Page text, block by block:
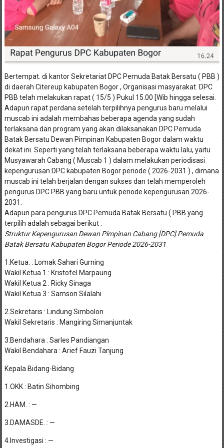
di daerah Citereup kabupaten Bogor , Organisasi masyarakat. DPC
PBB telah melakukan rapat ( 15/5 ) Pukul 15.00 [Wib hingga selesai.
Adapun rapat perdana setelah terpilihnya pengurus baru melalui
muscab ini adalah membahas beberapa agenda yang sudah
terlaksana dan program yang akan dilaksanakan DPC Pemuda
Batak Bersatu Dewan Pimpinan Kabupaten Bogor dalam waktu
dekat ini. Seperti yang telah terlaksana beberapa waktu lalu, yaitu
Musyawarah Cabang ( Muscab 1 ) dalam melakukan periodisasi
kepengurusan DPC kabupaten Bogor periode ( 2026-2031 ) , dimana
muscab ini telah berjalan dengan sukses dan telah memperoleh
pengurus DPC PBB yang baru untuk periode kepengurusan 2026-
2031.
Adapun para pengurus DPC Pemuda Batak Bersatu ( PBB yang
terpilih adalah sebagai berikut :
Struktur Kepengurusan Dewan Pimpinan Cabang [DPC] Pemuda
Batak Bersatu Kabupaten Bogor Periode 2026-2031
Wakil Ketua 1 : Kristofel Marpaung
Wakil Ketua 2 : Ricky Sinaga
Wakil Ketua 3 : Samson Silalahi
Wakil Sekretaris : Mangiring Simanjuntak
Wakil Bendahara : Arief Fauzi Tanjung